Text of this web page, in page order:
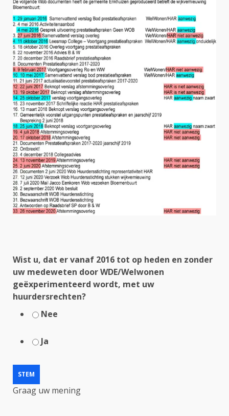
Wist u, dat er vanaf 2016 tot op heden en zonder
uw medeweten door WDE/Welwonen
geëxperimenteerd wordt, met uw
huurdersrechten?
Nee
Ja
Graag uw mening